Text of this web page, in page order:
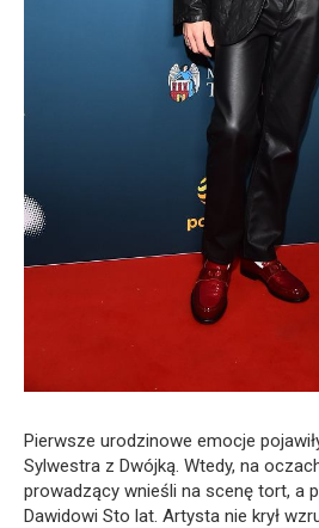
Pierwsze urodzinowe emocje
Sylwestra z Dwójką. Wtedy, na
prowadzący wnieśli na scenę tort, a
Dawidowi Sto lat. Artysta nie krył